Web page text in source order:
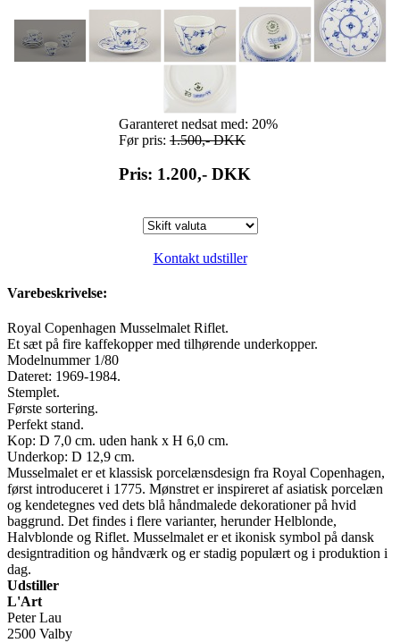
Garanteret nedsat med: 20%
Før pris: 1.500,-DKK
Pris: 1.200,- DKK
Kontakt udstiller
Varebeskrivelse:
Royal Copenhagen Musselmalet Riflet.
Et sæt på fire kaffekopper med tilhørende underkopper.
Modelnummer 1/80
Dateret: 1969-1984.
Stemplet.
Første sortering.
Perfekt stand.
Kop: D 7,0 cm. uden hank x H 6,0 cm.
Underkop: D 12,9 cm.
Musselmalet er et klassisk porcelænsdesign fra Royal Copenhagen,
først introduceret i 1775. Mønstret er inspireret af asiatisk porcelæn
og kendetegnes ved dets blå håndmalede dekorationer på hvid
baggrund. Det findes i flere varianter, herunder Helblonde,
Halvblonde og Riflet. Musselmalet er et ikonisk symbol på dansk
designtradition og håndværk og er stadig populært og i produktion i
dag.
Udstiller
L'Art
Peter Lau
2500 Valby